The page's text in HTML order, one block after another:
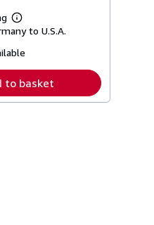
Learn
more
shipping
to U.S.A.
to basket